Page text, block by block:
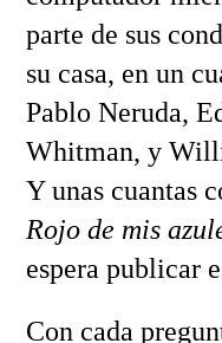
parte de sus
su casa, en un
Pablo Neruda,
Whitman, y
Y unas cuantas
Rojo de mis
espera publicar
Con cada